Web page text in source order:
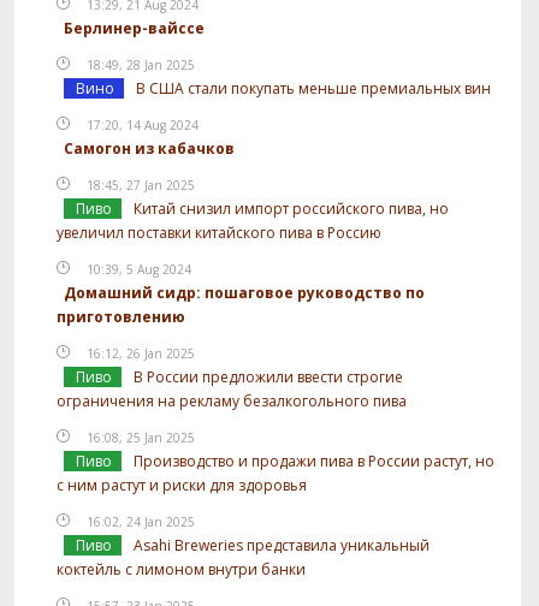
13:29, 21 Aug 2024
Берлинер-вайссе
18:49, 28 Jan 2025
Вино В США стали покупать меньше премиальных вин
17:20, 14 Aug 2024
Самогон из кабачков
18:45, 27 Jan 2025
Пиво
Китай снизил импорт российского пива, но
увеличил поставки китайского пива в Россию
10:39, 5 Aug 2024
Домашний сидр: пошаговое руководство по
приготовлению
16:12, 26 Jan 2025
Пиво
В России предложили ввести строгие
ограничения на рекламу безалкогольного пива
16:08, 25 Jan 2025
Пиво
Производство и продажи пива в России растут, но
с ним растут и риски для здоровья
16:02, 24 Jan 2025
Пиво
Asahi Breweries представила уникальный
коктейль с лимоном внутри банки